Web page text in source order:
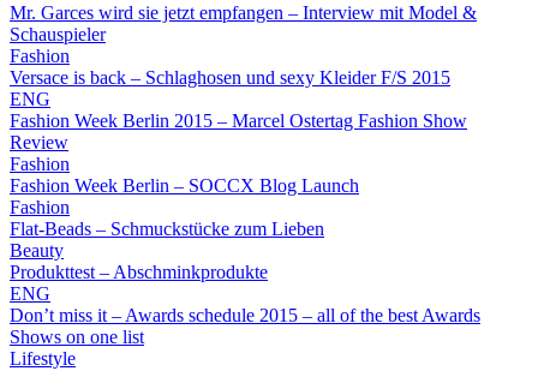
Mr. Garces wird sie jetzt empfangen – Interview mit Model &
Schauspieler
Fashion
Versace is back – Schlaghosen und sexy Kleider F/S 2015
ENG
Fashion Week Berlin 2015 – Marcel Ostertag Fashion Show
Review
Fashion
Fashion Week Berlin – SOCCX Blog Launch
Fashion
Flat-Beads – Schmuckstücke zum Lieben
Beauty
Produkttest – Abschminkprodukte
ENG
Don’t miss it – Awards schedule 2015 – all of the best Awards
Shows on one list
Lifestyle